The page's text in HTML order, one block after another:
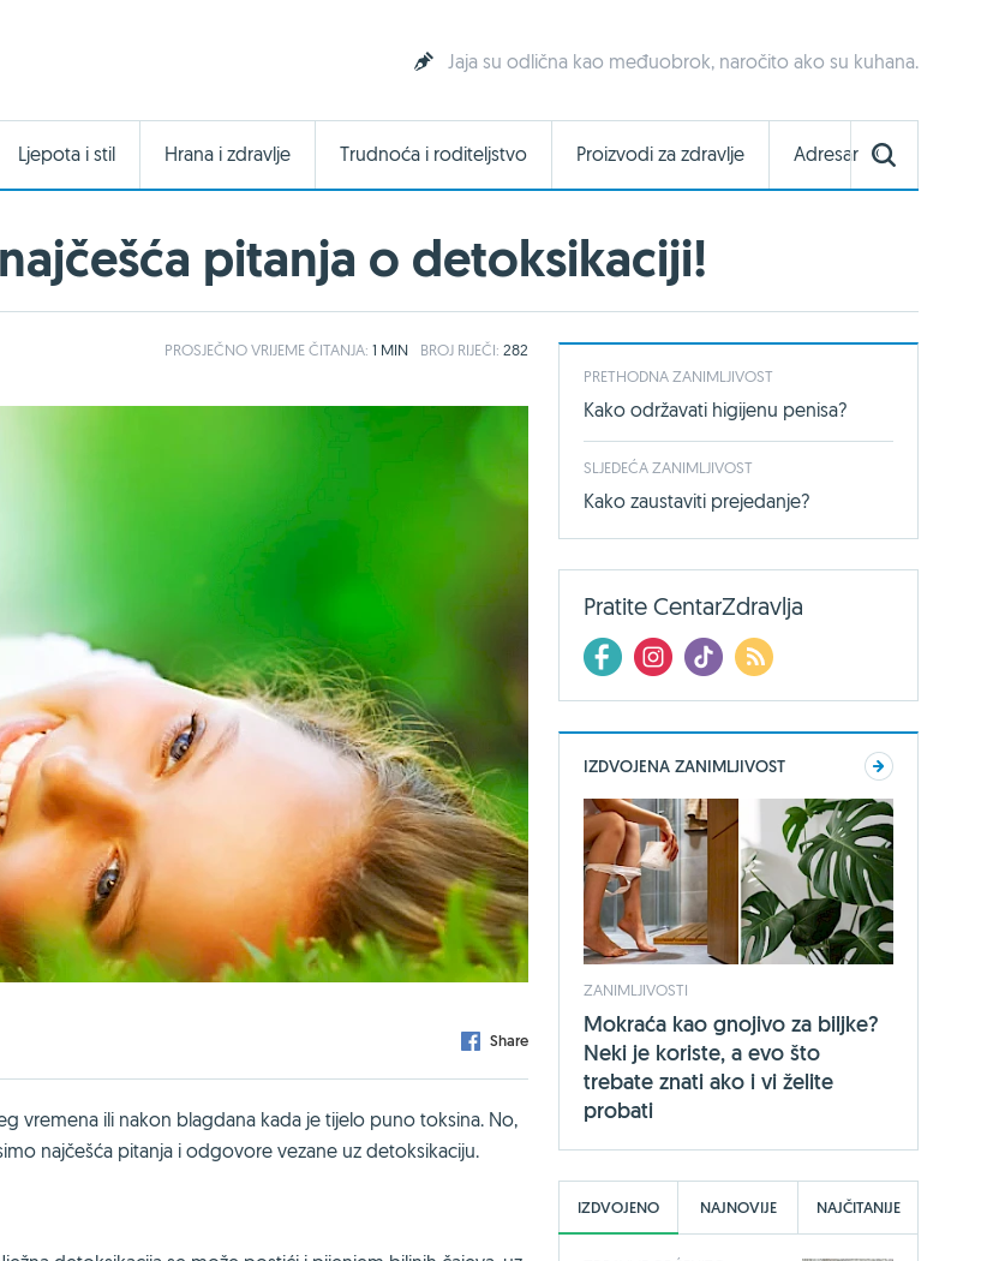
Jaja su odlična kao međuobrok, naročito ako su kuhana.
Ljepota i stil Hrana i zdravlje Trudnoća i roditeljstvo Proizvodi za zdravlje Adresar
pitanja o detoksikaciji!
PROSJEČNOVRIJEME ČITANJA: 1 MIN BROJ RIJEČI: 282
Share
vremena ili nakon blagdana kada je tijelo puno toksina. No,
najčešća pitanja i odgovore vezane uz detoksikaciju.
PRETHODNA ZANIMLJIVOST
Kako održavati higijenu penisa?
SLJEDEĆA ZANIMLJIVOST
Kako zaustaviti prejedanje?
Pratite CentarZdravlja
IZDVOJENA ZANIMLJIVOST
ZANIMLJIVOSTI
Mokraća kao gnojivo za biljke?
Neki je koriste, a evo što
trebate znati ako i vi želite
probati
IZDVOJENO NAJNOVIJE NAJČITANIJE